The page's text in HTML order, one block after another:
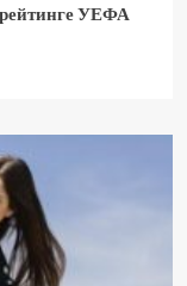
рейтинге УЕФА